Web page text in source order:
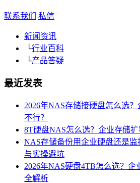
联系我们 私信
新闻资讯
└行业百科
└产品答疑
最近发表
2026年NAS存储接硬盘怎么选
不行？
8T硬盘NAS怎么选？企业存储扩
NAS存储备份用企业硬盘还是监
与实操避坑
2026年NAS硬盘4TB怎么选？企
全解析